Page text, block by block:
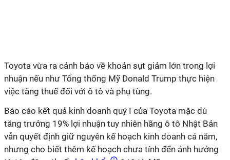
Toyota vừa ra cảnh báo về khoản sụt giảm lớn trong lợi
nhuận nếu như Tổng thống Mỹ Donald Trump thực hiện
việc tăng thuế đối với ô tô và phụ tùng.
Báo cáo kết quả kinh doanh quý I của Toyota mặc dù
tăng trưởng 19% lợi nhuận tuy nhiên hãng ô tô Nhật Bản
vẫn quyết định giữ nguyên kế hoạch kinh doanh cả năm,
nhưng cho biết thêm kế hoạch chưa tính đến ảnh hưởng